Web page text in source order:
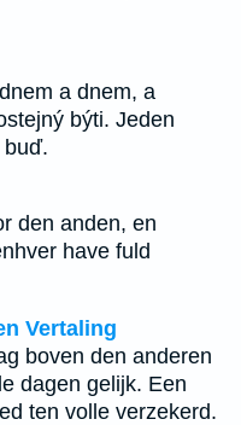
a dnem, a
býti. Jeden
buď.
den anden, en
have fuld
Vertaling
boven den anderen
dagen gelijk. Een
ten volle verzekerd.